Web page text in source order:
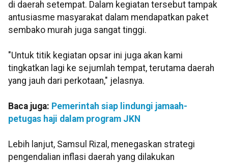
di daerah setempat. Dalam kegiatan tersebut tampak
antusiasme masyarakat dalam mendapatkan paket
sembako murah juga sangat tinggi.
"Untuk titik kegiatan opsar ini juga akan kami
tingkatkan lagi ke sejumlah tempat, terutama daerah
yang jauh dari perkotaan," jelasnya.
Baca juga: Pemerintah siap lindungi jamaah-
petugas haji dalam program JKN
Lebih lanjut, Samsul Rizal, menegaskan strategi
pengendalian inflasi daerah yang dilakukan